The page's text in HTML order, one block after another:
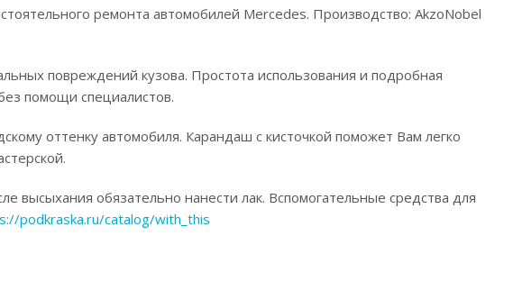
ремонта автомобилей Mercedes. Производство: AkzoNobel
повреждений кузова. Простота использования и подробная
помощи специалистов.
оттенку автомобиля. Карандаш с кисточкой поможет Вам легко
высыхания обязательно нанести лак. Вспомогательные средства для
podkraska.ru/catalog/with_this